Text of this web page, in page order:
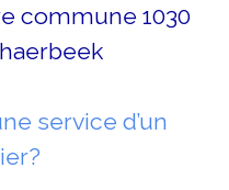
commune 1030
service d’un